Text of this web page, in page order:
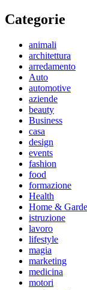
Categorie
animali
architettura
arredamento
Auto
automotive
aziende
beauty
Business
casa
design
events
fashion
food
formazione
Health
Home &
istruzione
lavoro
lifestyle
magia
marketing
medicina
motori